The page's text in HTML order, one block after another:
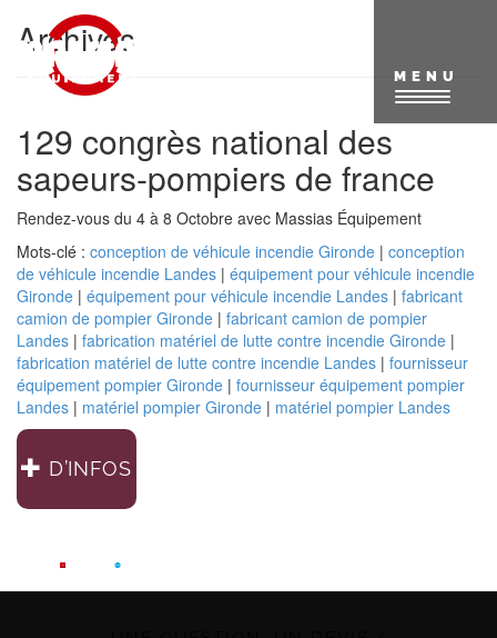
contenu
principal
MENU
Archives
129 congrès national des
sapeurs-pompiers de france
Rendez-vous du 4 à 8 Octobre avec Massias Équipement
Mots-clé : conception de véhicule incendie Gironde | conception
de véhicule incendie Landes | équipement pour véhicule incendie
Gironde | équipement pour véhicule incendie Landes | fabricant
camion de pompier Gironde | fabricant camion de pompier
Landes | fabrication matériel de lutte contre incendie Gironde |
fabrication matériel de lutte contre incendie Landes | fournisseur
équipement pompier Gironde | fournisseur équipement pompier
Landes | matériel pompier Gironde | matériel pompier Landes
D’INFOS